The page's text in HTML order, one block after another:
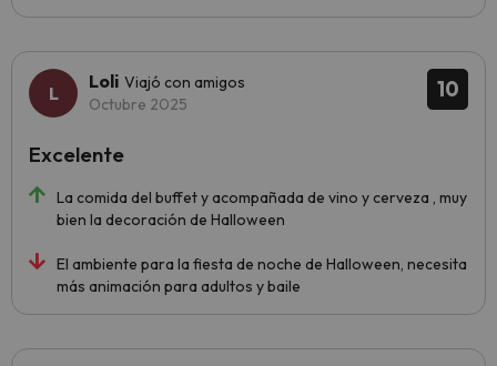
10
Loli Viajó con amigos
Octubre 2025
La comida del buffet y acompañada de vino y cerveza , muy
bien la decoración de Halloween
El ambiente para la fiesta de noche de Halloween, necesita
más animación para adultos y baile
Excelente